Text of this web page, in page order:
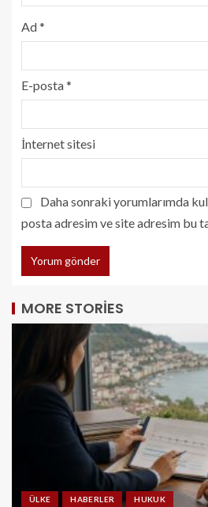
Ad*
E-posta*
İnternet sitesi
Daha sonraki yorumlarımda
posta adresim ve site adresim bu
MORE STORIES
ÜLKE HABERLER HUKUK